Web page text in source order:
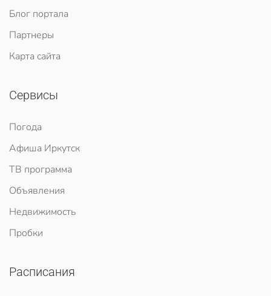
Блог портала
Партнеры
Карта сайта
Сервисы
Погода
Афиша Иркутск
ТВ программа
Объявления
Недвижимость
Пробки
Расписания